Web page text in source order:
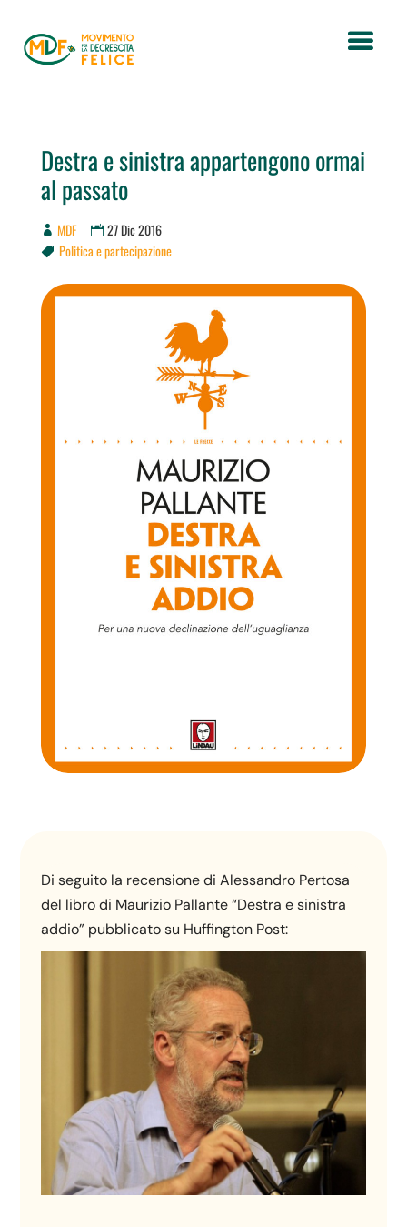
Destra e sinistra appartengono ormai
al passato
MDF 27 Dic 2016
 Politica e partecipazione
Di seguito la recensione di Alessandro Pertosa
del libro di Maurizio Pallante “Destra e sinistra
addio” pubblicato su Huffington Post: